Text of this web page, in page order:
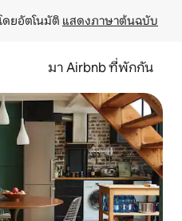
ดยอัตโนมัติ แสดงภาษาต้นฉบับ
มา Airbnb ที่พักกัน